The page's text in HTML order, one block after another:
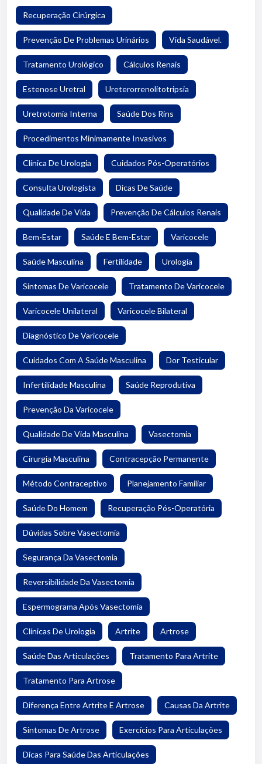
Recuperação Cirúrgica
Prevenção De Problemas Urinários Vida Saudável.
Tratamento Urológico Cálculos Renais
Estenose Uretral Ureterorrenolitotripsia
Uretrotomia Interna Saúde Dos Rins
Procedimentos Minimamente Invasivos
Clínica De Urologia Cuidados Pós-Operatórios
Consulta Urologista Dicas De Saúde
Qualidade De Vida Prevenção De Cálculos Renais
Bem-Estar Saúde E Bem-Estar Varicocele
Saúde Masculina Fertilidade Urologia
Sintomas De Varicocele Tratamento De Varicocele
Varicocele Unilateral Varicocele Bilateral
Diagnóstico De Varicocele
Cuidados Com A Saúde Masculina Dor Testicular
Infertilidade Masculina Saúde Reprodutiva
Prevenção Da Varicocele
Qualidade De Vida Masculina Vasectomia
Cirurgia Masculina Contracepção Permanente
Método Contraceptivo Planejamento Familiar
Saúde Do Homem Recuperação Pós-Operatória
Dúvidas Sobre Vasectomia
Segurança Da Vasectomia
Reversibilidade Da Vasectomia
Espermograma Após Vasectomia
Clínicas De Urologia Artrite Artrose
Saúde Das Articulações Tratamento Para Artrite
Tratamento Para Artrose
Diferença Entre Artrite E Artrose Causas Da Artrite
Sintomas De Artrose Exercícios Para Articulações
Dicas Para Saúde Das Articulações